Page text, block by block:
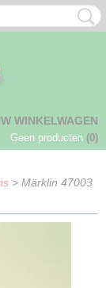
WINKELWAGEN
Geen producten (0)
> Märklin 47003